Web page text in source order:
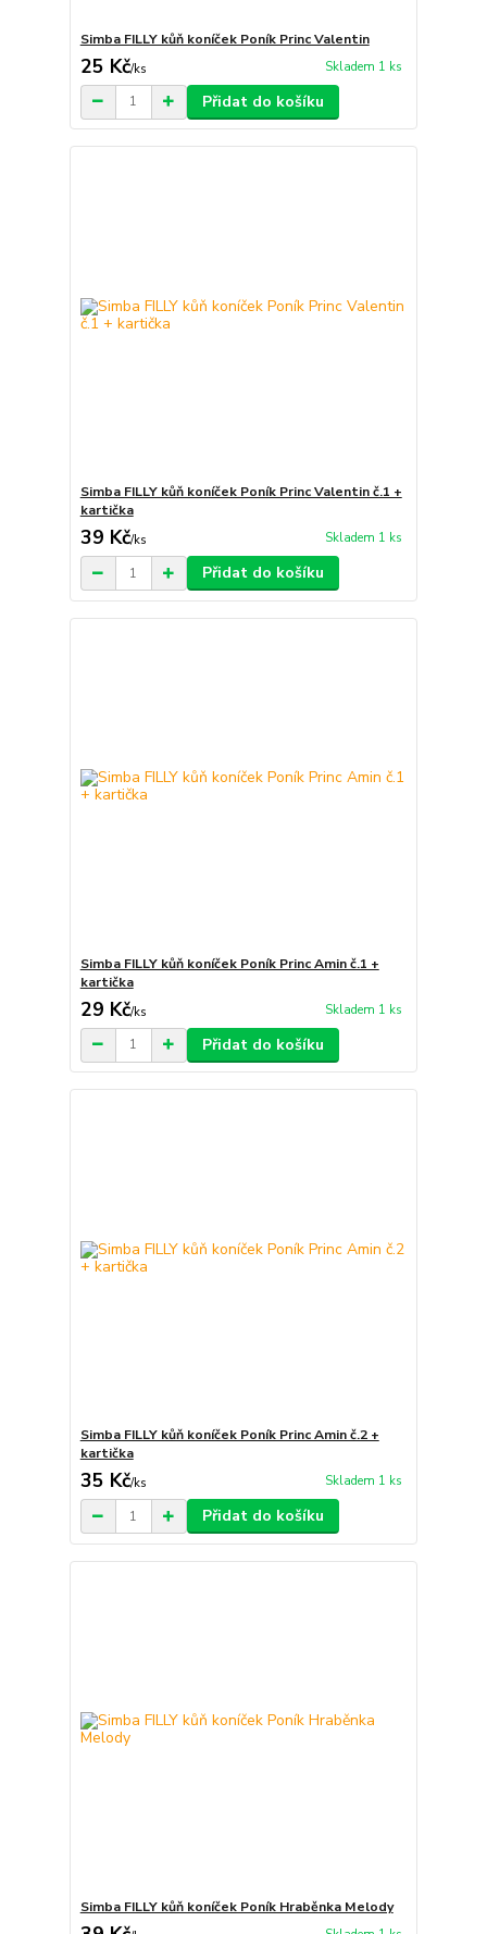
Simba FILLY kůň koníček Poník Princ Valentin
25 Kč/ks Skladem 1 ks
Přidat do košíku
Simba FILLY kůň koníček Poník Princ Valentin č.1 +
kartička
39 Kč/ks Skladem 1 ks
Přidat do košíku
Simba FILLY kůň koníček Poník Princ Amin č.1 +
kartička
29 Kč/ks Skladem 1 ks
Přidat do košíku
Simba FILLY kůň koníček Poník Princ Amin č.2 +
kartička
35 Kč/ks Skladem 1 ks
Přidat do košíku
Simba FILLY kůň koníček Poník Hraběnka Melody